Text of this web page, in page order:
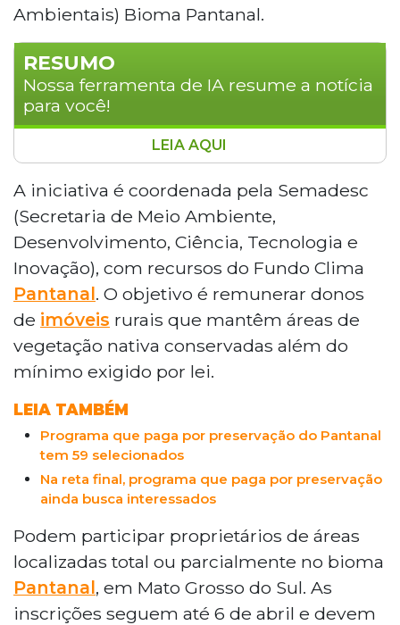
Ambientais) Bioma Pantanal.
RESUMO
Nossa ferramenta de IA resume a notícia
para você!
O governo de Mato Grosso do Sul lançou
novo edital do programa de Pagamento
por Serviços Ambientais Bioma Pantanal,
que remunera proprietários rurais pela
preservação da natureza. As inscrições
seguem até 6 de abril, e os selecionados
receberão pagamento referente ao ano
de 2026. O programa, coordenado pela
Semadesc, avaliará ocorrências de
incêndios em 2025 e exige cancelamento
de licenças de desmatamento. Na
primeira edição, foram validadas 59
estima que existam cerca de 3,5 mil
propriedades cadastradas na região do
Pantanal sul-mato-grossense.
LEIA AQUI
A iniciativa é coordenada pela Semadesc
(Secretaria de Meio Ambiente,
Desenvolvimento, Ciência, Tecnologia e
Inovação), com recursos do Fundo Clima
Pantanal. O objetivo é remunerar donos
de imóveis rurais que mantêm áreas de
vegetação nativa conservadas além do
mínimo exigido por lei.
LEIA TAMBÉM
Programa que paga por preservação do Pantanal
tem 59 selecionados
Na reta final, programa que paga por preservação
ainda busca interessados
Podem participar proprietários de áreas
localizadas total ou parcialmente no bioma
Pantanal, em Mato Grosso do Sul. As
inscrições seguem até 6 de abril e devem